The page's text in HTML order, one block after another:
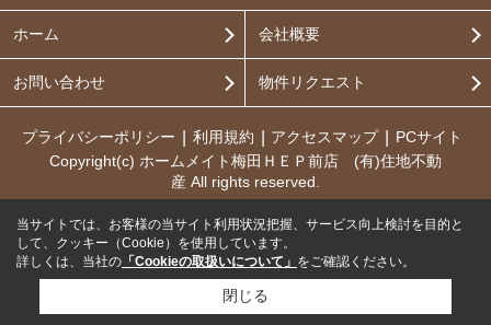
ホーム 会社概要
お問い合わせ 物件リクエスト
プライバシーポリシー 利用規約 アクセスマップ
PCサイト
Copyright(c) ホームメイト梅田ＨＥＰ前店 (有)住地不動
産 All rights reserved.
当サイトでは、お客様の当サイト利用状況把握、サービス向上検討を目的と
して、クッキー（Cookie）を使用しています。
詳しくは、当社の 「Cookieの取扱いについて」 をご確認ください。
閉じる